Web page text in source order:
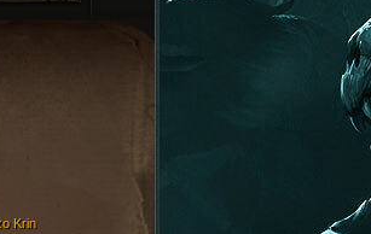
Krin